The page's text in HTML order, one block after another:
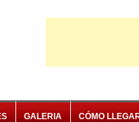
GALERIA CÓMO